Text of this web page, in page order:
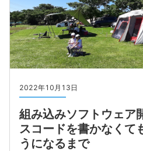
2022年10月13日
組み込みソフトウェア
スコードを書かなくて
うになるまで